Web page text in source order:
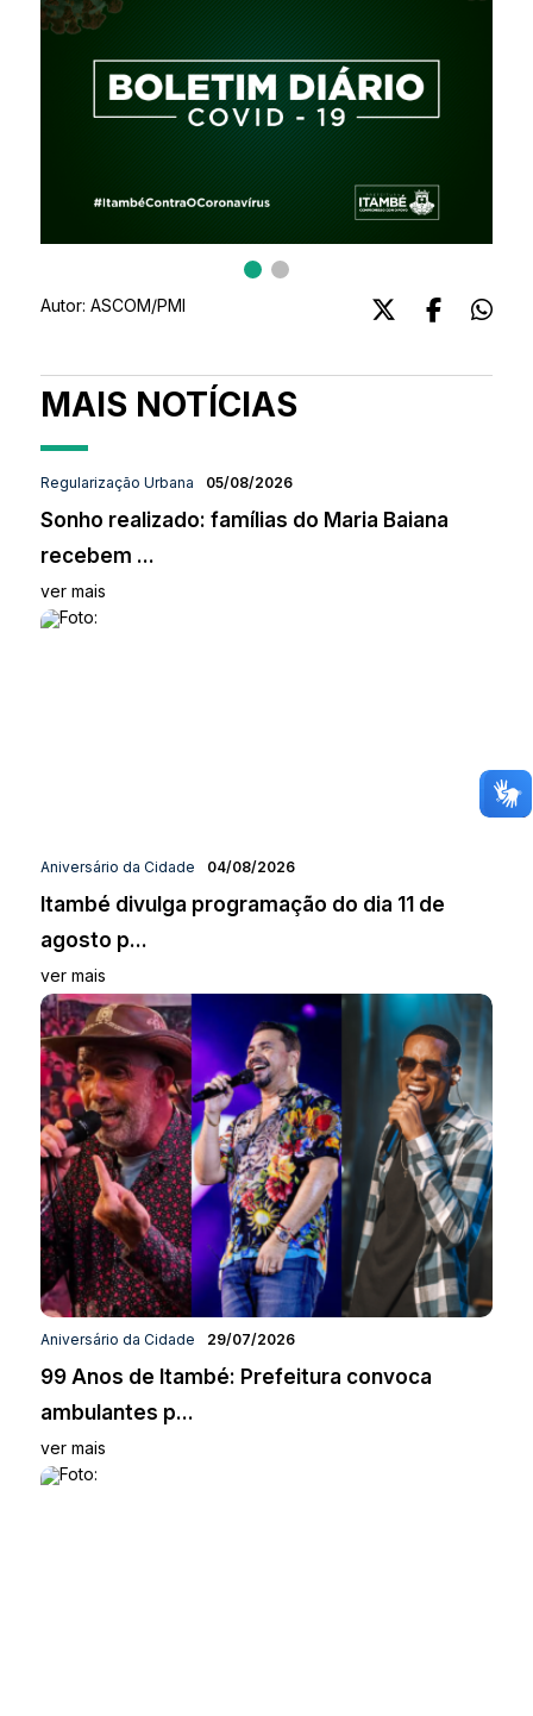
Autor: ASCOM/PMI
MAIS NOTÍCIAS
Regularização Urbana 05/08/2026
Sonho realizado: famílias do Maria Baiana
recebem ...
ver mais
Aniversário da Cidade 04/08/2026
Itambé divulga programação do dia 11 de
agosto p...
ver mais
Aniversário da Cidade 29/07/2026
99 Anos de Itambé: Prefeitura convoca
ambulantes p...
ver mais